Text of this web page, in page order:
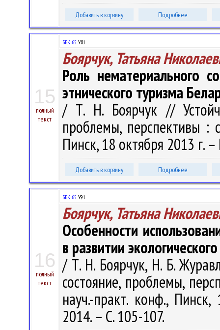
Добавить в корзину Подробнее
15
полный
текст
ББК 65.У81
Боярчук, Татьяна
Роль нематериального
этнического туризма
/ Т. Н. Боярчук //
проблемы, перспективы :
Пинск, 18 октября 2013 г.
Добавить в корзину Подробнее
16
полный
текст
ББК 65.У91
Боярчук, Татьяна
Особенности
в развитии
/ Т. Н. Боярчук, Н. Б.
состояние, проблемы,
науч.-практ. конф.,
2014. – С. 105-107.